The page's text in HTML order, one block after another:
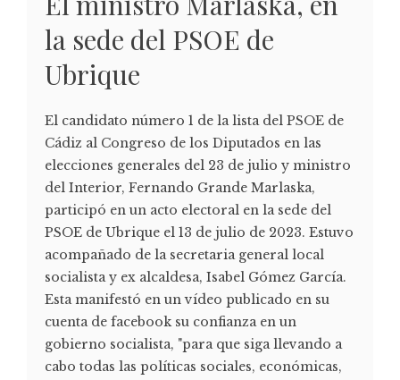
la sede del PSOE de
Ubrique
El candidato número 1 de la lista del PSOE de
Cádiz al Congreso de los Diputados en las
elecciones generales del 23 de julio y ministro
del Interior, Fernando Grande Marlaska,
participó en un acto electoral en la sede del
PSOE de Ubrique el 13 de julio de 2023. Estuvo
acompañado de la secretaria general local
socialista y ex alcaldesa, Isabel Gómez García.
Esta manifestó en un vídeo publicado en su
cuenta de facebook su confianza en un
gobierno socialista, "para que siga llevando a
cabo todas las políticas sociales, económicas,